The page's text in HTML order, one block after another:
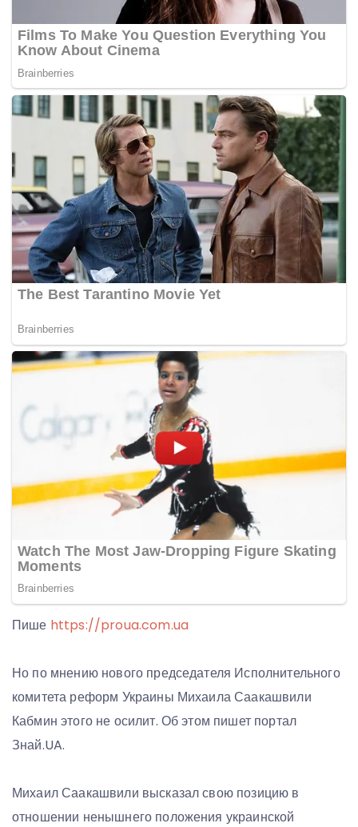
Пише https://proua.com.ua
Но по мнению нового председателя Исполнительного
комитета реформ Украины Михаила Саакашвили
Кабмин этого не осилит. Об этом пишет портал
Знай.UA.
Михаил Саакашвили высказал свою позицию в
отношении ненышнего положения украинской